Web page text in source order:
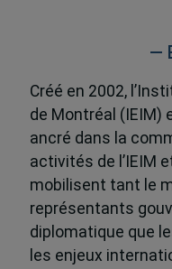
—
Créé en 2002,
de Montréal (IEIM)
ancré dans la
activités de l’IEIM
mobilisent tant le
représentants
diplomatique que
les enjeux